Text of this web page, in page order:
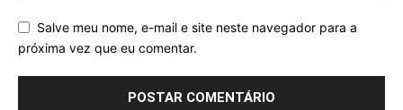
Salve meu nome, e-mail e site neste navegador para a
próxima vez que eu comentar.